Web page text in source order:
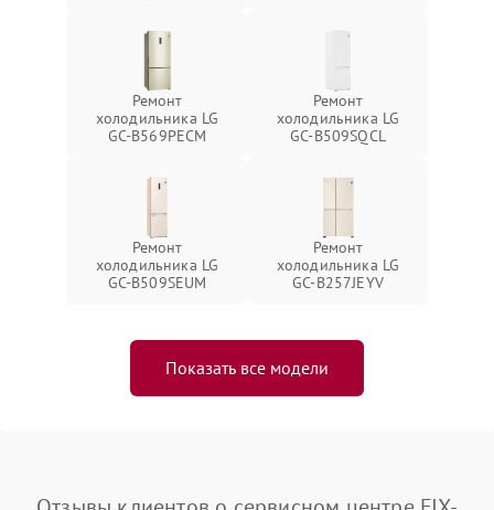
Ремонт
холодильника LG
GC-B569PECM
Ремонт
холодильника LG
GC-B509SQCL
Ремонт
холодильника LG
GC-B509SEUM
Ремонт
холодильника LG
GC-B257JEYV
Показать все модели